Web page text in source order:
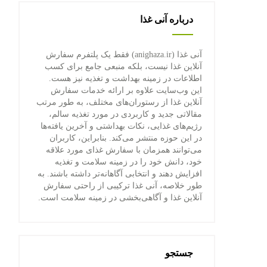
درباره آنی غذا
آنی غذا (anighaza.ir) فقط یک پلتفرم سفارش
آنلاین غذا نیست، بلکه منبعی جامع برای کسب
اطلاعات در زمینه بهداشت و تغذیه نیز هست.
این وب‌سایت علاوه بر ارائه خدمات سفارش
آنلاین غذا از رستوران‌های مختلف، به طور مرتب
مقالاتی جدید و کاربردی در مورد تغذیه سالم،
رژیم‌های غذایی، نکات بهداشتی و آخرین یافته‌ها
در این حوزه منتشر می‌کند. بنابراین، کاربران
می‌توانند همزمان با سفارش غذای مورد علاقه
خود، دانش خود را در زمینه سلامت و تغذیه
افزایش دهند و انتخابی آگاهانه‌تر داشته باشند. به
طور خلاصه، آنی غذا ترکیبی از راحتی سفارش
آنلاین غذا و آگاهی‌بخشی در زمینه سلامت است.
جستجو